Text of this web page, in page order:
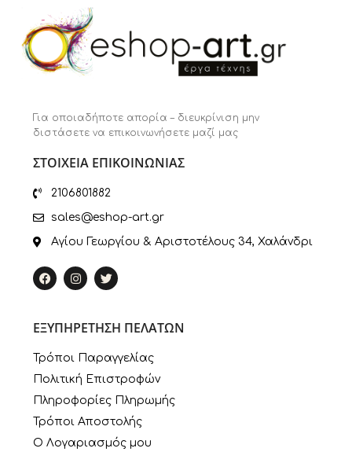
Για οποιαδήποτε απορία – διευκρίνιση μην
διστάσετε να επικοινωνήσετε μαζί μας
ΣΤΟΙΧΕΙΑ ΕΠΙΚΟΙΝΩΝΙΑΣ
2106801882
sales@eshop-art.gr
Αγίου Γεωργίου & Αριστοτέλους 34, Χαλάνδρι
ΕΞΥΠΗΡΕΤΗΣΗ ΠΕΛΑΤΩΝ
Τρόποι Παραγγελίας
Πολιτική Επιστροφών
Πληροφορίες Πληρωμής
Τρόποι Αποστολής
Ο Λογαριασμός μου